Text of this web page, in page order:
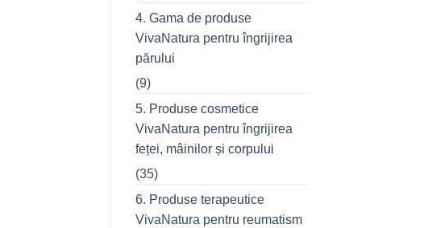
4. Gama de produse
VivaNatura pentru îngrijirea
părului
(9)
5. Produse cosmetice
VivaNatura pentru îngrijirea
feței, mâinilor și corpului
(35)
6. Produse terapeutice
VivaNatura pentru reumatism